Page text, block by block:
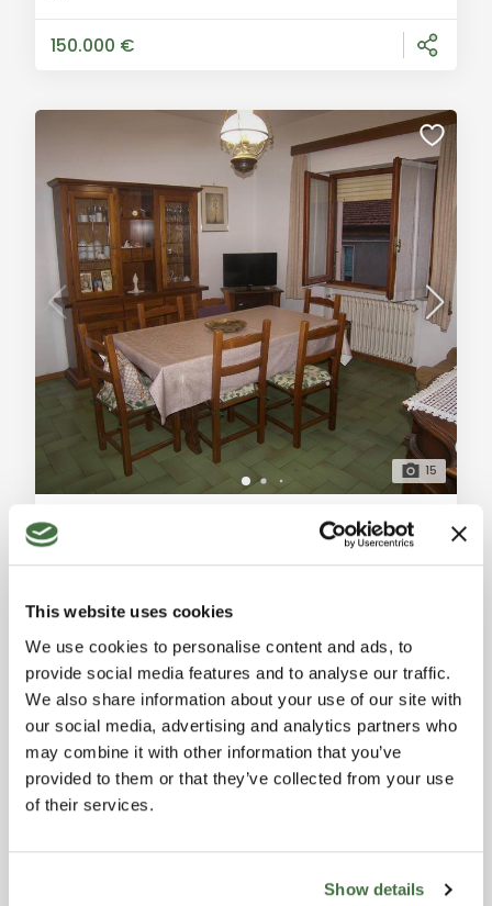
This website uses cookies
We use cookies to personalise content and ads, to
provide social media features and to analyse our traffic.
We also share information about your use of our site with
our social media, advertising and analytics partners who
may combine it with other information that you’ve
provided to them or that they’ve collected from your use
of their services.
Show details
150.000 €
15
garage, magazzino e orto a Sinalunga. Luminosa e
spaziosa, ideale per una vita confortevole. Contattaci
oggi per una visita! Descrizione Generale: In una zona
residenziale tranquilla e panoramica di Sinalunga,
questa villetta singola offre 160 mq su due piani.
Composta da sei ampi vani, tre camere da letto, e
due bagni, rappresenta l'ideale per
CASA SINGOLA / INDIPENDENTE
175.000 €